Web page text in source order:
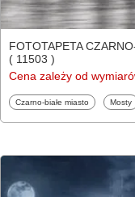
FOTOTAPETA
( 11503 )
Cena zależy od
Fototapety
Czarno-białe miasto Mosty